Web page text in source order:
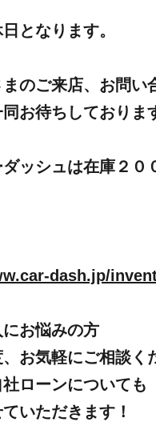
となります。
のご来店、お問い
同お待ちしておりま
ダッシュは在庫２０
dash.jp/
お悩みの方
お気軽にご相談く
ローンについても
いただきます！